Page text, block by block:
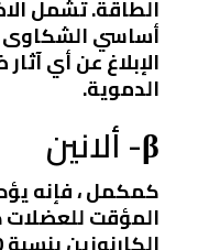
الطاقة. تشمل
أساسي الشكاوى
الإبلاغ عن أي
الدموية.
β- ألانين
كمكمل ، فإنه
المؤقت للعضلات